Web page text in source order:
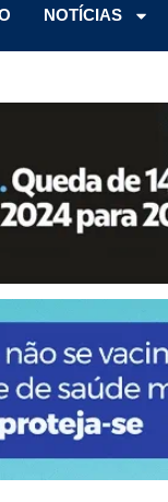
NOTÍCIAS